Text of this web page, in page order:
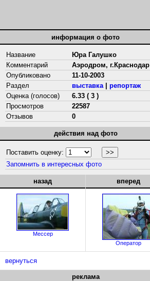
информация о фото
Название
Юра Галушко
Комментарий
Аэродром, г.Краснодар
Опубликовано
11-10-2003
Раздел
выставка| репортаж
Оценка (голосов)
6.33 ( 3 )
Просмотров
22587
Отзывов
0
действия над фото
Поставить оценку:
Запомнить в интересных фото
назад
Мессер
вперед
Оператор
вернуться
реклама